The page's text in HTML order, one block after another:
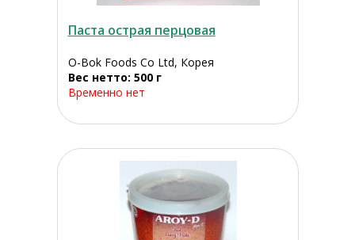
Паста острая перцовая
O-Bok Foods Co Ltd, Корея
Вес нетто: 500 г
Временно нет